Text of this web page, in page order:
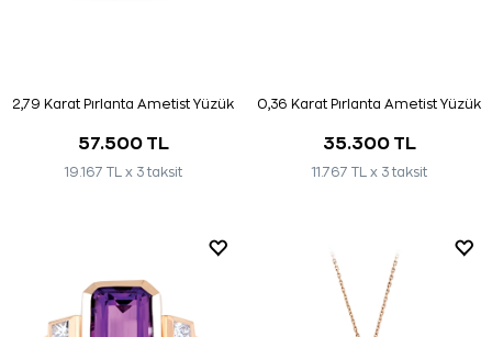
2,79 Karat Pırlanta Ametist Yüzük
57.500 TL
19.167 TL x 3 taksit
0,36 Karat Pırlanta Ametist Yüzük
35.300 TL
11.767 TL x 3 taksit